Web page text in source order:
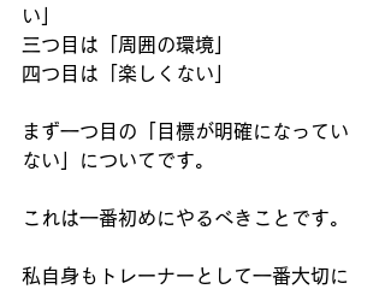
い」
三つ目は「周囲の環境」
四つ目は「楽しくない」
まず一つ目の「目標が明確になってい
ない」についてです。
これは一番初めにやるべきことです。
私自身もトレーナーとして一番大切に